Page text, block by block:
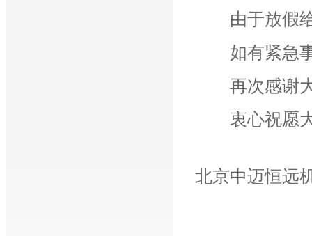
由于放假给
如有紧急事
再次感谢大
衷心祝愿大
北京中迈恒远